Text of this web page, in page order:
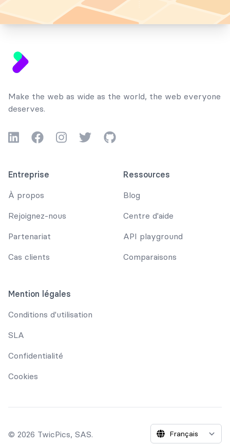
Make the web as wide as the world, the web everyone
deserves.
LinkedInFacebook
Instagram
TwitterGitHub
Entreprise
À propos
Rejoignez-nous
Partenariat
Cas clients
Mention légales
Conditions d'utilisation
SLA
Confidentialité
Cookies
Ressources
Blog
Centre d'aide
API playground
Comparaisons
© 2026 TwicPics, SAS.